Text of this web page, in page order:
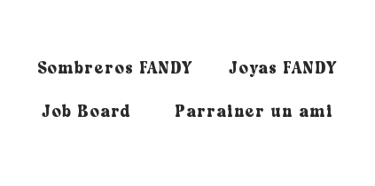
Sombreros FANDY Joyas FANDY
Job Board Parrainer un ami